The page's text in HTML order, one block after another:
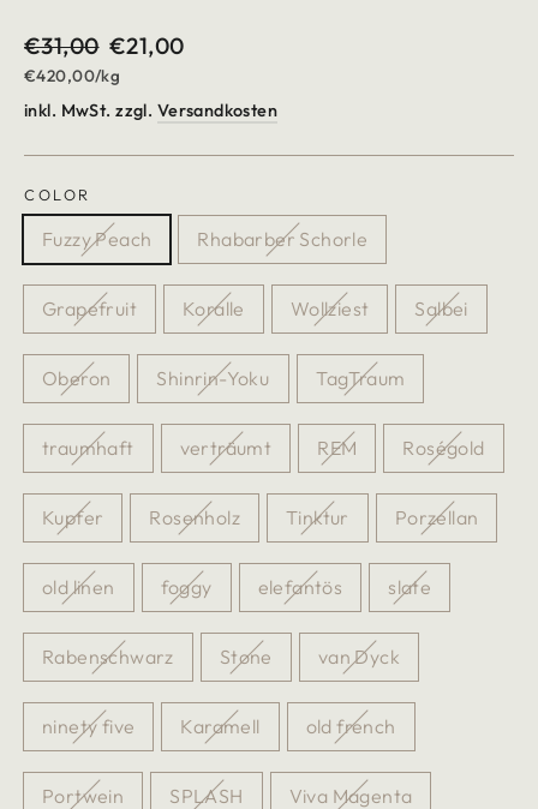
Normaler
Preis
€31,00 Sonderpreis
€21,00
€420,00/kg
inkl. MwSt. zzgl. Versandkosten
COLOR
Fuzzy Peach Rhabarber Schorle
Grapefruit Koralle Wollziest Salbei
Oberon Shinrin-Yoku TagTraum
traumhaft verträumt REM Roségold
Kupfer Rosenholz Tinktur Porzellan
old linen foggy elefantös slate
Rabenschwarz Stone van Dyck
ninety five Karamell old french
Portwein SPLASH Viva Magenta